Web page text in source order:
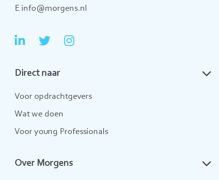
E info@morgens.nl
Ga
LinkedIn
Ga
Twitter
Ga
Direct naar
Voor opdrachtgevers
Wat we doen
Voor young Professionals
Over Morgens